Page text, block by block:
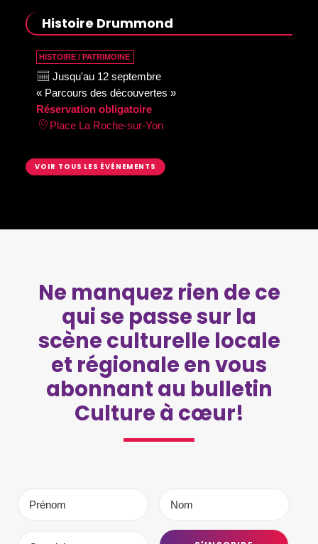
Histoire Drummond
HISTOIRE / PATRIMOINE
Jusqu'au 12 septembre
« Parcours des découvertes »
Réservation obligatoire
Place La Roche-sur-Yon
VOIR TOUS LES ÉVÉNEMENTS
Ne manquez rien de ce
qui se passe sur la
scène culturelle locale
et régionale en vous
abonnant au bulletin
Culture à cœur!